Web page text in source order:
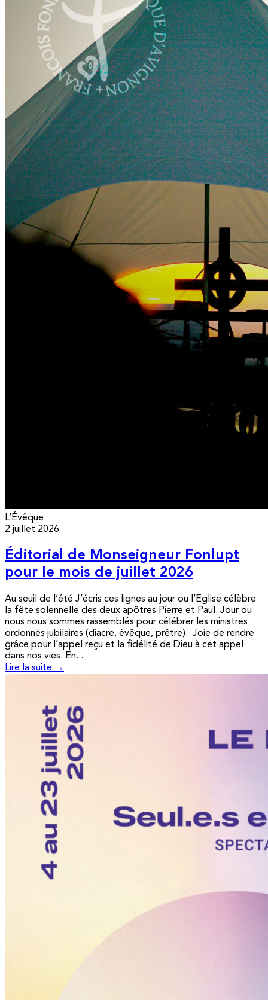
L’Évêque
2 juillet 2026
Éditorial de Monseigneur Fonlupt
pour le mois de juillet 2026
Au seuil de l’été J’écris ces lignes au jour ou l’Eglise célèbre
la fête solennelle des deux apôtres Pierre et Paul. Jour ou
nous nous sommes rassemblés pour célébrer les ministres
ordonnés jubilaires (diacre, évêque, prêtre). Joie de rendre
grâce pour l’appel reçu et la fidélité de Dieu à cet appel
dans nos vies. En...
Lire la suite →